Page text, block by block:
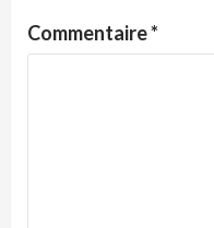
Commentaire*